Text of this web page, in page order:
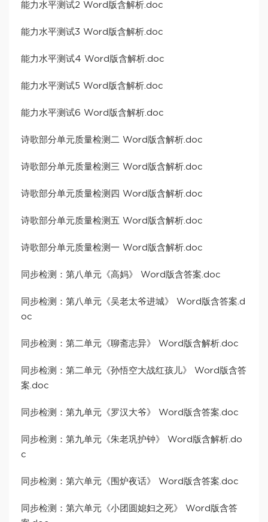
能力水平测试2 Word版含解析.doc
能力水平测试3 Word版含解析.doc
能力水平测试4 Word版含解析.doc
能力水平测试5 Word版含解析.doc
能力水平测试6 Word版含解析.doc
诗歌部分单元质量检测二 Word版含解析.doc
诗歌部分单元质量检测三 Word版含解析.doc
诗歌部分单元质量检测四 Word版含解析.doc
诗歌部分单元质量检测五 Word版含解析.doc
诗歌部分单元质量检测一 Word版含解析.doc
同步检测：第八单元《高妈》 Word版含答案.doc
同步检测：第八单元《吴老太爷进城》 Word版含答案.d
oc
同步检测：第二单元《聊斋志异》 Word版含解析.doc
同步检测：第二单元《孙悟空大战红孩儿》 Word版含答
案.doc
同步检测：第九单元《罗汉大爷》 Word版含答案.doc
同步检测：第九单元《朱老巩护钟》 Word版含解析.do
c
同步检测：第六单元《围炉夜话》 Word版含答案.doc
同步检测：第六单元《小团圆媳妇之死》 Word版含答